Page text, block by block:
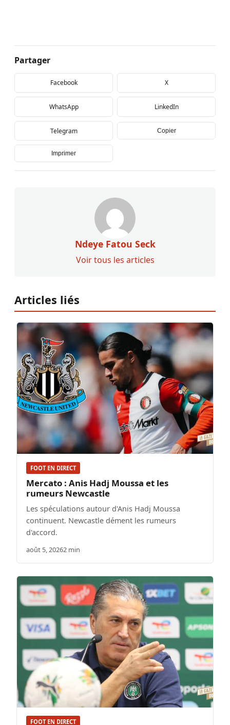
Partager
Facebook X
WhatsApp LinkedIn
Telegram Copier
Imprimer
Ndeye Fatou Seck
Voir tous les articles
Articles liés
FOOT EN DIRECT
Mercato : Anis Hadj Moussa et les
rumeurs Newcastle
Les spéculations autour d'Anis Hadj Moussa
continuent. Newcastle dément les rumeurs
d'accord.
août 5, 20262 min
FOOT EN DIRECT